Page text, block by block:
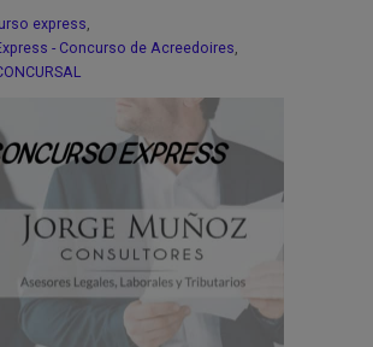
express,
- Concurso de Acreedoires,